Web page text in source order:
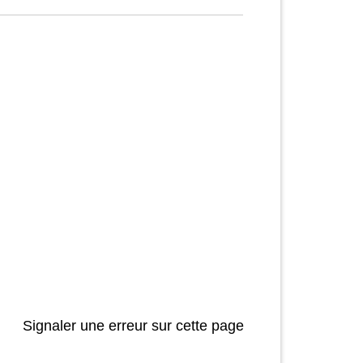
Signaler une erreur sur cette page